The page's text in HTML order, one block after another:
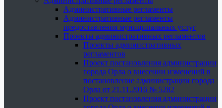
Административные регламенты
Административные регламенты
предоставления муниципальных услуг
Проекты административных регламентов
Проекты административных
регламентов
Проект постановления администрации
города Орла о внесении изменений в
постановление администрации города
Орла от 21.11.2016 № 5282
Проект постановления администрации